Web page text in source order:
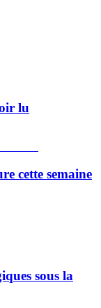
lu
cette semaine
sous la